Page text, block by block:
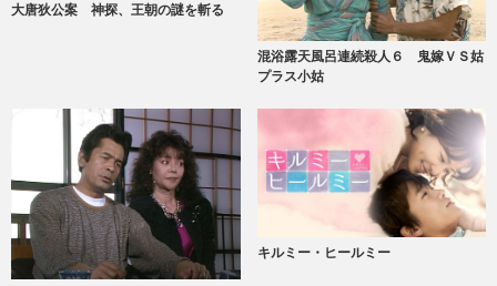
大唐狄公案 神探、王朝の謎を斬る
混浴露天風呂連続殺人６ 鬼嫁ＶＳ姑
プラス小姑
キルミー・ヒールミー